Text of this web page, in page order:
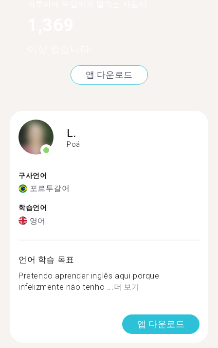
앱 다운로드
L.
Poá
구사언어
포르투갈어
학습언어
영어
언어 학습 목표
Pretendo aprender inglês aqui porque
infelizmente não tenho ... 더 보기
앱 다운로드